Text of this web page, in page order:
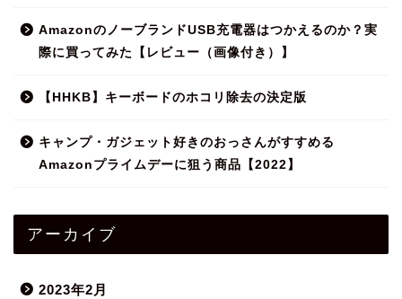
AmazonのノーブランドUSB充電器はつかえるのか？実
際に買ってみた【レビュー（画像付き）】
【HHKB】キーボードのホコリ除去の決定版
キャンプ・ガジェット好きのおっさんがすすめる
Amazonプライムデーに狙う商品【2022】
アーカイブ
2023年2月